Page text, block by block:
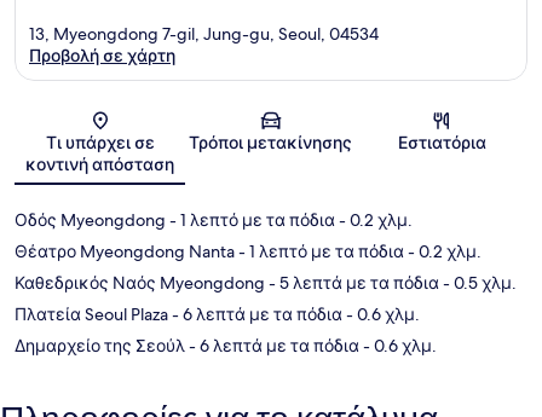
Χάρτης
13, Myeongdong 7-gil, Jung-gu, Seoul, 04534
Προβολή σε χάρτη
Τι υπάρχει σε
κοντινή απόσταση
Τρόποι μετακίνησης Εστιατόρια
Οδός Myeongdong - 1 λεπτό με τα πόδια- 0.2 χλμ.
Θέατρο Myeongdong Nanta- 1 λεπτό με τα πόδια- 0.2 χλμ.
Καθεδρικός Ναός Myeongdong - 5 λεπτά με τα πόδια- 0.5 χλμ.
Πλατεία Seoul Plaza- 6 λεπτά με τα πόδια- 0.6 χλμ.
Δημαρχείο της Σεούλ- 6 λεπτά με τα πόδια- 0.6 χλμ.